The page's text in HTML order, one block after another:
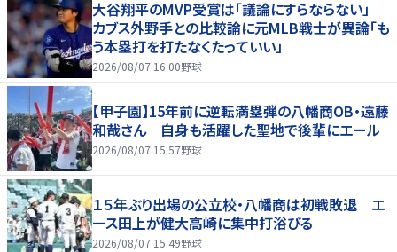
大谷翔平のMVP受賞は「議論にすらならない」
カブス外野手との比較論に元MLB戦士が異論「も
う本塁打を打たなくたっていい」
2026/08/07 16:00野球
【甲子園】15年前に逆転満塁弾の八幡商OB・遠藤
和哉さん 自身も活躍した聖地で後輩にエール
2026/08/07 15:57野球
１５年ぶり出場の公立校・八幡商は初戦敗退 エ
ース田上が健大高崎に集中打浴びる
2026/08/07 15:49野球